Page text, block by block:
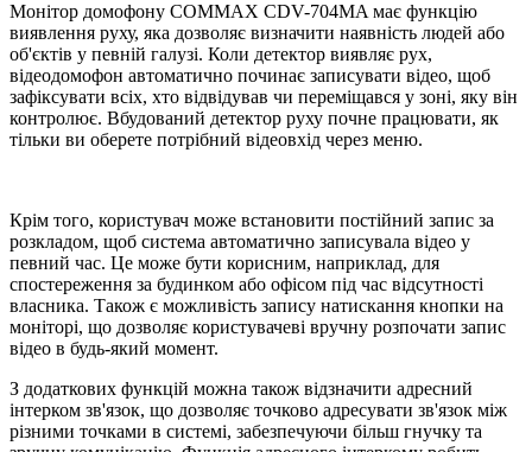
Монітор домофону COMMAX CDV-704MA має функцію
виявлення руху, яка дозволяє визначити наявність людей або
об'єктів у певній галузі. Коли детектор виявляє рух,
відеодомофон автоматично починає записувати відео, щоб
зафіксувати всіх, хто відвідував чи переміщався у зоні, яку він
контролює. Вбудований детектор руху почне працювати, як
тільки ви оберете потрібний відеовхід через меню.
Крім того, користувач може встановити постійний запис за
розкладом, щоб система автоматично записувала відео у
певний час. Це може бути корисним, наприклад, для
спостереження за будинком або офісом під час відсутності
власника. Також є можливість запису натискання кнопки на
моніторі, що дозволяє користувачеві вручну розпочати запис
відео в будь-який момент.
З додаткових функцій можна також відзначити адресний
інтерком зв'язок, що дозволяє точково адресувати зв'язок між
різними точками в системі, забезпечуючи більш гнучку та